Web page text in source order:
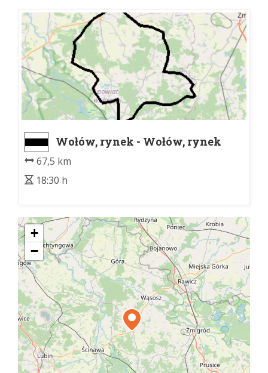
Wołów, rynek - Wołów, rynek
67,5 km
18:30 h
+
−